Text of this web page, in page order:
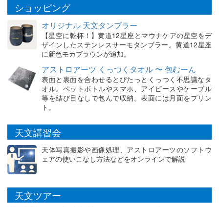
ショッピング
オリジナル 天文タンブラー
【星空に乾杯！】黄道12星座とマウナケアの星空をデ
ザインしたステンレスサーモタンブラー。黄道12星座
に新色モカブラウンが追加。
アストロアーツ くっつくタオル 〜 包むーん
表面と裏面を合わせるとぴたっとくっつく不思議なタ
オル。ペットボトルやスマホ、アイピースやケーブル
等を結び目なしで包んで収納。表面には月面をプリン
ト。
天文講習会
天体写真撮影や画像処理、アストロアーツのソフトウ
ェアの使いこなし方法などをオンラインで解説
天文ツアー